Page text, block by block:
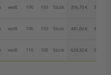
weiß 100 150 Stück 356,70 € 303,20 €
weiß 100 150 Stück 481,00 € 408,90 €
weiß 110 100 Stück 629,30 € 534,90 €